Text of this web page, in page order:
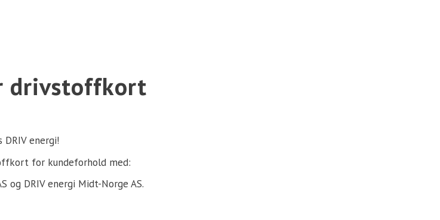
drivstoffkort
energi!
for kundeforhold med:
og DRIV energi Midt-Norge AS.